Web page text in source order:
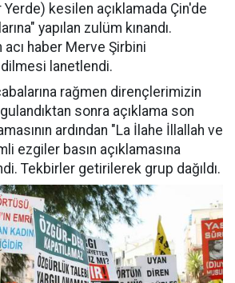
kesilen açıklamada Çin'de
yapılan zulüm kınandı.
haber Merve Şirbini
lanetlendi.
rağmen dirençlerimizin
sonra açıklama son
ardından "La İlahe İllallah ve
ezgiler basın açıklamasına
Tekbirler getirilerek grup dağıldı.